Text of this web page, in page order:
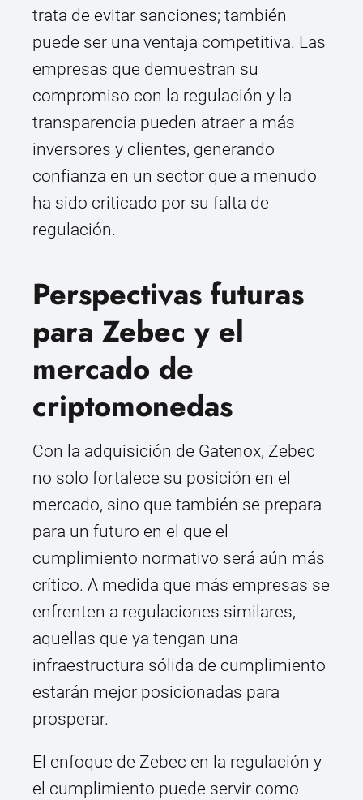
trata de evitar sanciones; también
puede ser una ventaja competitiva. Las
empresas que demuestran su
compromiso con la regulación y la
transparencia pueden atraer a más
inversores y clientes, generando
confianza en un sector que a menudo
ha sido criticado por su falta de
regulación.
Perspectivas futuras
para Zebec y el
mercado de
criptomonedas
Con la adquisición de Gatenox, Zebec
no solo fortalece su posición en el
mercado, sino que también se prepara
para un futuro en el que el
cumplimiento normativo será aún más
crítico. A medida que más empresas se
enfrenten a regulaciones similares,
aquellas que ya tengan una
infraestructura sólida de cumplimiento
estarán mejor posicionadas para
prosperar.
El enfoque de Zebec en la regulación y
el cumplimiento puede servir como